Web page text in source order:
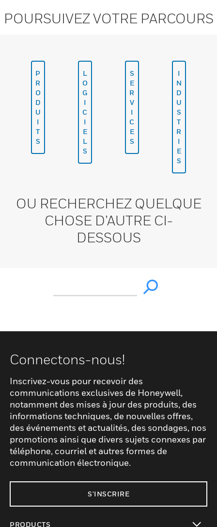
POURSUIVEZ VOTRE PARCOURS
P
R
O
D
U
I
T
S
L
O
G
I
C
I
E
L
S
S
E
R
V
I
C
E
S
I
N
D
U
S
T
R
I
E
S
OU RECHERCHEZ QUELQUE
CHOSE D’AUTRE CI-
DESSOUS
Connectons-nous!
Inscrivez-vous pour recevoir des
communications exclusives de Honeywell,
notamment des mises à jour des produits, des
informations techniques, de nouvelles offres,
des événements et actualités, des sondages, nos
promotions ainsi que divers sujets connexes par
téléphone, courriel et autres formes de
communication électronique.
S'INSCRIRE
PRODUCTS